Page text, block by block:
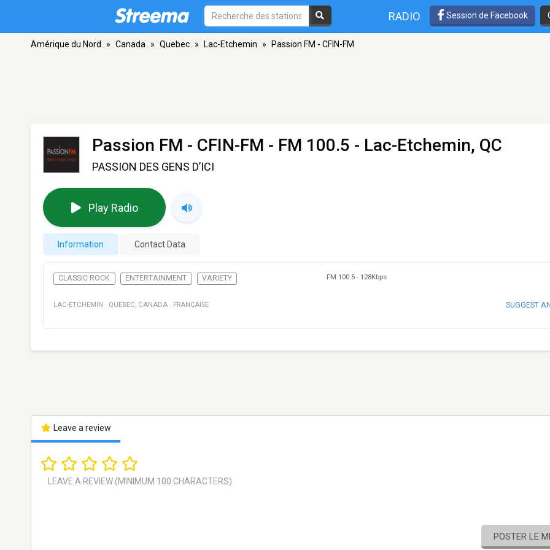
RADIO Session de Facebook
Amérique du Nord » Canada » Quebec » Lac-Etchemin » Passion FM - CFIN-FM
Passion FM - CFIN-FM - FM 100.5 - Lac-Etchemin, QC
PASSION DES GENS D’ICI
Play Radio
Information Contact Data
CLASSIC ROCK ENTERTAINMENT VARIETY FM 100.5 - 128Kbps
LAC-ETCHEMIN · QUEBEC, CANADA · FRANÇAISE SUGGEST
Leave a review
POSTER LE